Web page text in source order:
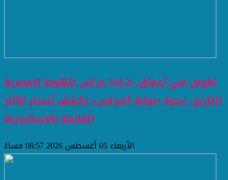
حراس الهوية المصرية Vol.2» تغوص في أعماق
التاريخ.. ندوة «بوابة الحراس» تكشف أسرار الآثار
الغارقة بالإسكندرية
الأربعاء 05 أغسطس 2026 08:57 مساءً